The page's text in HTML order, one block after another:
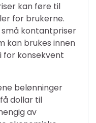
kan føre til
for brukerne.
små kontantpriser
kan brukes innen
for konsekvent
belønninger
dollar til
av